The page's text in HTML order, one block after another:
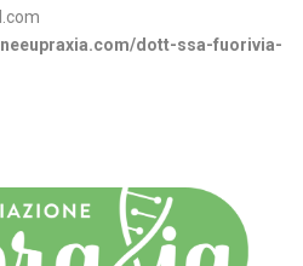
dott-ssa-fuorivia-